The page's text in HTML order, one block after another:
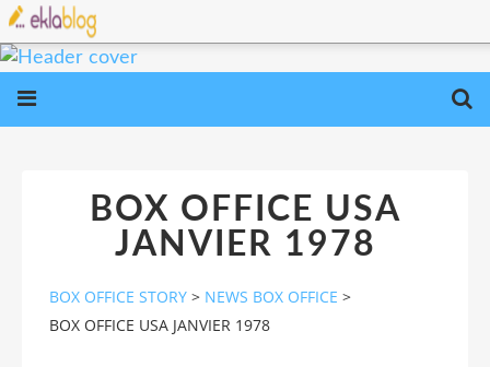
BOX OFFICE USA
JANVIER 1978
BOX OFFICE STORY > NEWS BOX OFFICE >
BOX OFFICE USA JANVIER 1978